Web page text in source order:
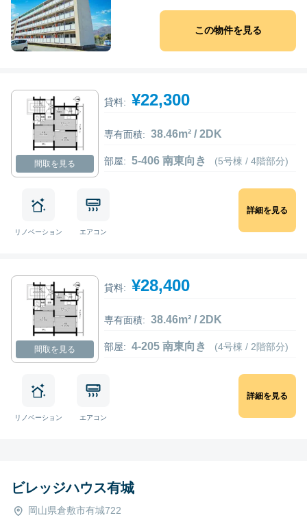
この物件を見る
間取を見る
貸料: ¥22,300
専有面積: 38.46m² / 2DK
部屋: 5-406 南東向き (5号棟 / 4階部分)
リノベーション エアコン
詳細を見る
間取を見る
貸料: ¥28,400
専有面積: 38.46m² / 2DK
部屋: 4-205 南東向き (4号棟 / 2階部分)
リノベーション エアコン
詳細を見る
ビレッジハウス有城
岡山県倉敷市有城722